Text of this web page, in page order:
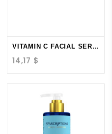
VITAMIN C FACIAL SERUM...
14,17 $